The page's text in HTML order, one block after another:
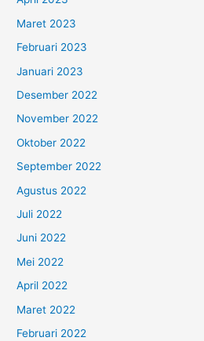
Maret 2023
Februari 2023
Januari 2023
Desember 2022
November 2022
Oktober 2022
September 2022
Agustus 2022
Juli 2022
Juni 2022
Mei 2022
April 2022
Maret 2022
Februari 2022